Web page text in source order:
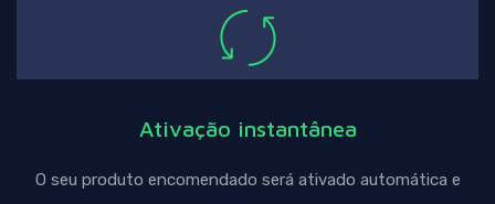
Ativação instantânea
O seu produto encomendado será ativado automática e